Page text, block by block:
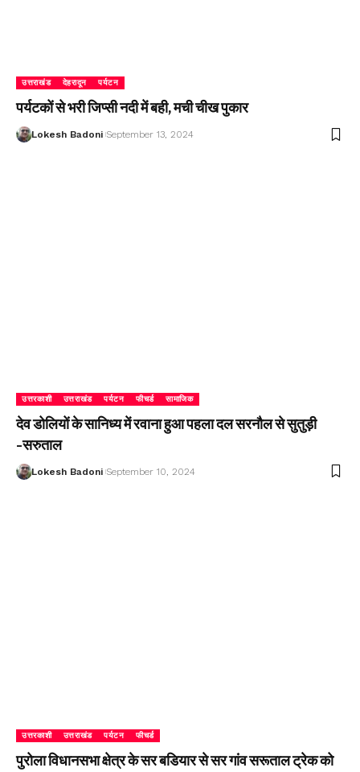
उत्तराखंड देहरादून पर्यटन
पर्यटकों से भरी जिप्सी नदी में बही, मची चीख पुकार
Lokesh Badoni September 13, 2024
उत्तरकाशी उत्तराखंड पर्यटन फीचर्ड सामाजिक
देव डोलियों के सानिध्य में रवाना हुआ पहला दल सरनौल से सुतुड़ी
-सरुताल
Lokesh Badoni September 10, 2024
उत्तरकाशी उत्तराखंड पर्यटन फीचर्ड
पुरोला विधानसभा क्षेत्र के सर बडियार से सर गांव सरूताल ट्रेक को